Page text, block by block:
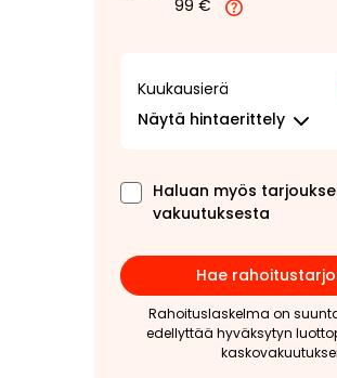
99 €
Kuukausierä
Näytä hintaerittely
Haluan myös
vakuutuksesta
Hae
Rahoituslaskelma on
edellyttää hyväksytyn